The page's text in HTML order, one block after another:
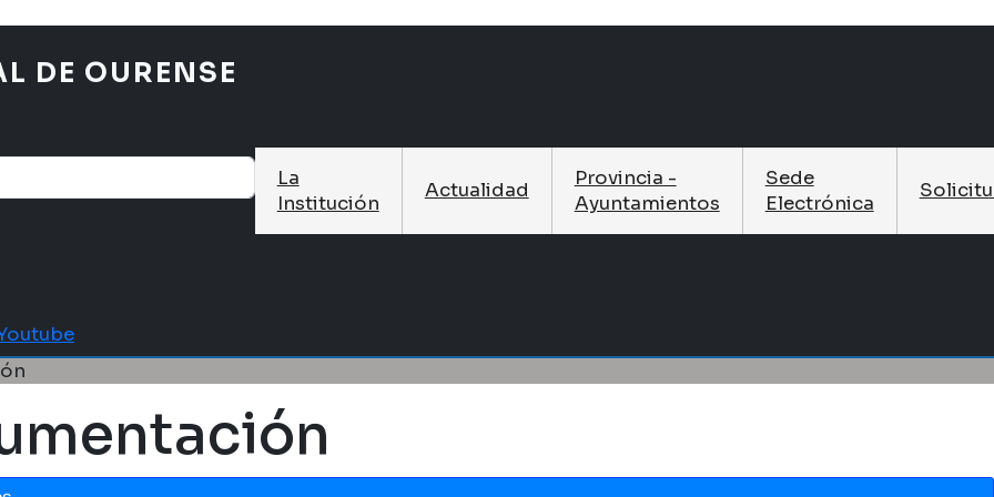
DE OURENSE
La
Institución
Actualidad
Provincia -
Ayuntamientos
Sede
Electrónica